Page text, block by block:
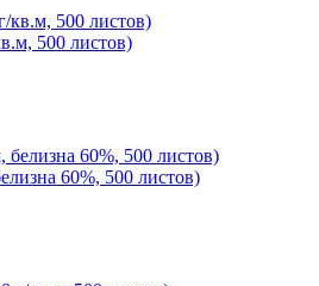
500 листов)
60%, 500 листов)